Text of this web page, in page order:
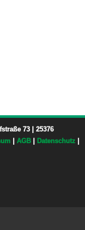
73 | 25376
AGB| Datenschutz